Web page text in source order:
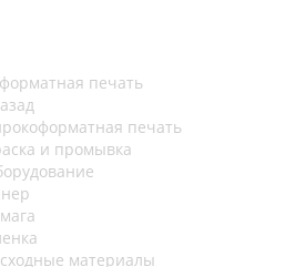
печать
печать
и промывка
материалы